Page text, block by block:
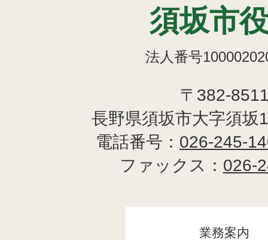
須坂市
法人番号
〒382-
長野県須坂市大字須坂
電話番号： 026-245-
ファックス： 026-
業務案内